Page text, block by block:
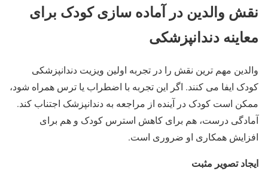
نقش والدین در آماده سازی کودک برای
معاینه دندانپزشکی
والدین مهم ترین نقش را در تجربه اولین ویزیت دندانپزشکی
کودک ایفا می کنند. اگر این تجربه با اضطراب یا ترس همراه شود،
ممکن است کودک در آینده از مراجعه به دندانپزشک اجتناب کند.
آمادگی درست، هم برای کاهش استرس کودک و هم برای
افزایش همکاری او ضروری است.
ایجاد تصویر مثبت